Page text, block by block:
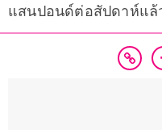
แสนปอนด์ต่อสัปดาห์แล้